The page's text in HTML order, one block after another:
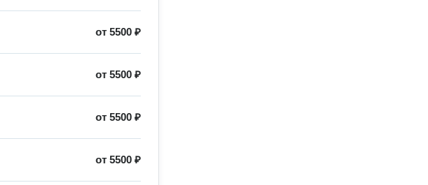
от5500 ₽
от5500 ₽
от5500 ₽
от5500 ₽